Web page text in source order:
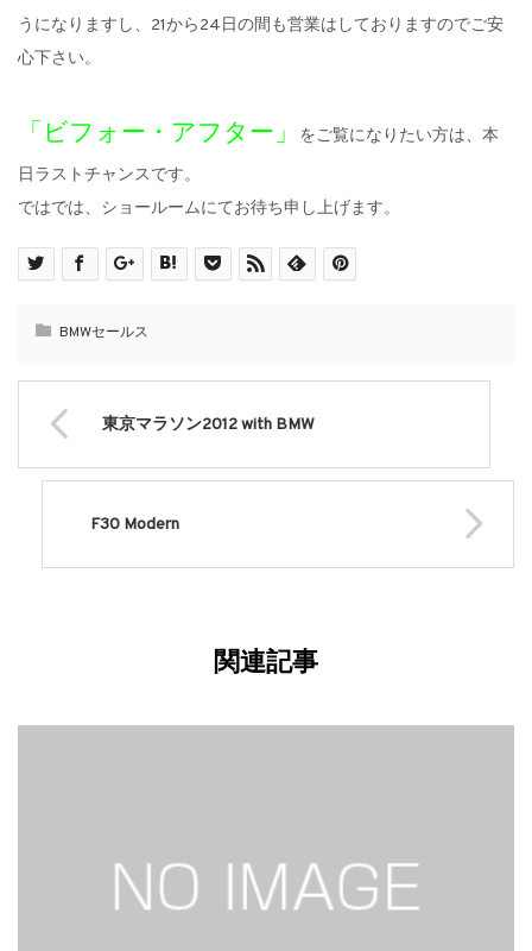
うになりますし、21から24日の間も営業はしておりますのでご安
心下さい。
「ビフォー・アフター」
をご覧になりたい方は、本
日ラストチャンスです。
ではでは、ショールームにてお待ち申し上げます。
BMWセールス
東京マラソン2012 with BMW
F30 Modern
関連記事